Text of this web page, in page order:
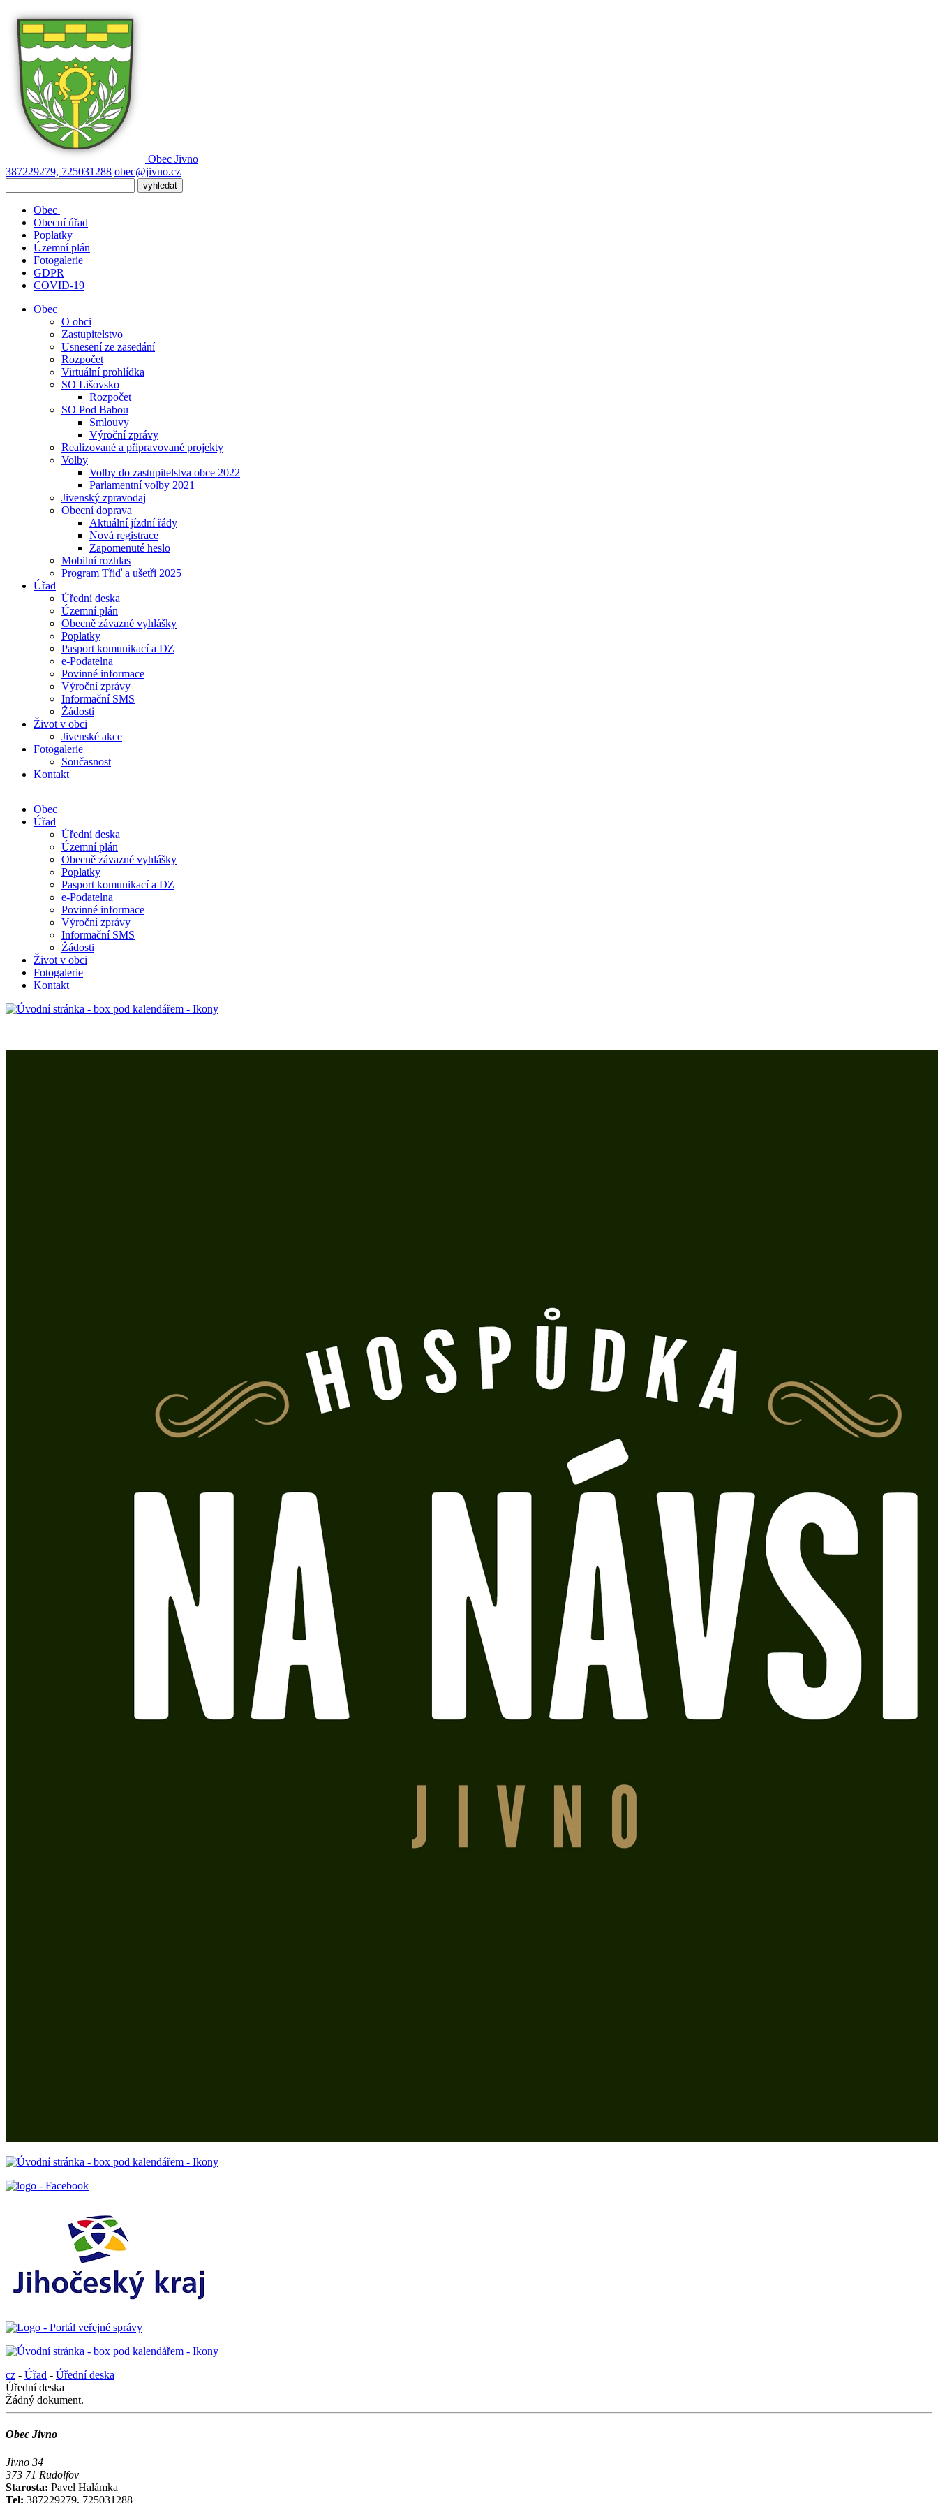
Obec Jivno
387229279, 725031288 obec@jivno.cz
Obec
Obecní úřad
Poplatky
Územní plán
Fotogalerie
GDPR
COVID-19
Obec
O obci
Zastupitelstvo
Usnesení ze zasedání
Rozpočet
Virtuální prohlídka
SO Lišovsko
Rozpočet
SO Pod Babou
Smlouvy
Výroční zprávy
Realizované a připravované projekty
Volby
Volby do zastupitelstva obce 2022
Parlamentní volby 2021
Jivenský zpravodaj
Obecní doprava
Aktuální jízdní řády
Nová registrace
Zapomenuté heslo
Mobilní rozhlas
Program Třiď a ušetři 2025
Úřad
Úřední deska
Územní plán
Obecně závazné vyhlášky
Poplatky
Pasport komunikací a DZ
e-Podatelna
Povinné informace
Výroční zprávy
Informační SMS
Žádosti
Život v obci
Jivenské akce
Fotogalerie
Současnost
Kontakt
Obec
Úřad
Úřední deska
Územní plán
Obecně závazné vyhlášky
Poplatky
Pasport komunikací a DZ
e-Podatelna
Povinné informace
Výroční zprávy
Informační SMS
Žádosti
Život v obci
Fotogalerie
Kontakt
cz - Úřad - Úřední deska
Úřední deska
Žádný dokument.
Obec Jivno
Jivno 34
373 71 Rudolfov
Starosta: Pavel Halámka
Tel: 387229279, 725031288